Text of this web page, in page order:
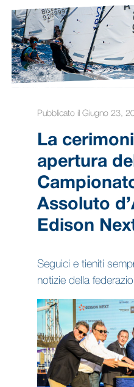
Pubblicato il Giugno 23,
La
apertura del
Assoluto
Edison
Seguici e tieniti
notizie della